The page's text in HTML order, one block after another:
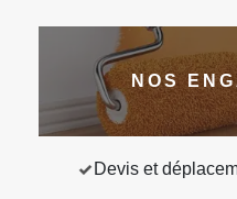
NOS
Devis et